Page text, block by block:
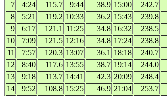
7
4:24 115.7 9:44 38.9 15:00 242.7
8
5:21 119.2 10:33 36.2 15:43 239.8
9
6:17 121.1 11:25 34.8 16:32 238.5
10
7:09 121.5 12:16 34.8 17:24 238.8
11
7:57 120.3 13:07 36.1 18:18 240.7
12
8:40 117.6 13:55 38.7 19:14 244.0
13
9:18 113.7 14:41 42.3 20:09 248.4
14
9:52 108.8 15:25 46.9 21:04 253.7